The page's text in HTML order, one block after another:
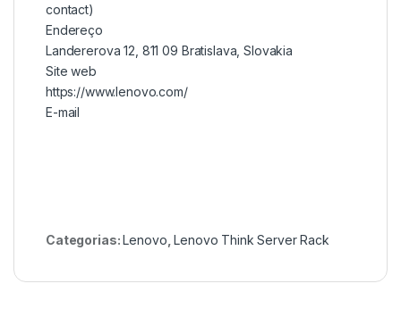
contact)
Endereço
Landererova 12, 811 09 Bratislava, Slovakia
Site web
https://www.lenovo.com/
E-mail
Categorias:Lenovo ,Lenovo Think Server Rack